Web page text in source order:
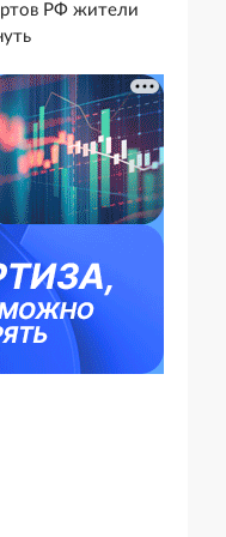
РФ жители